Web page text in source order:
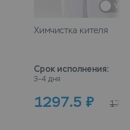
VIP
Химчистка кителя
Срок исполнения:
3–4 дня
1297.5 ₽ 1730